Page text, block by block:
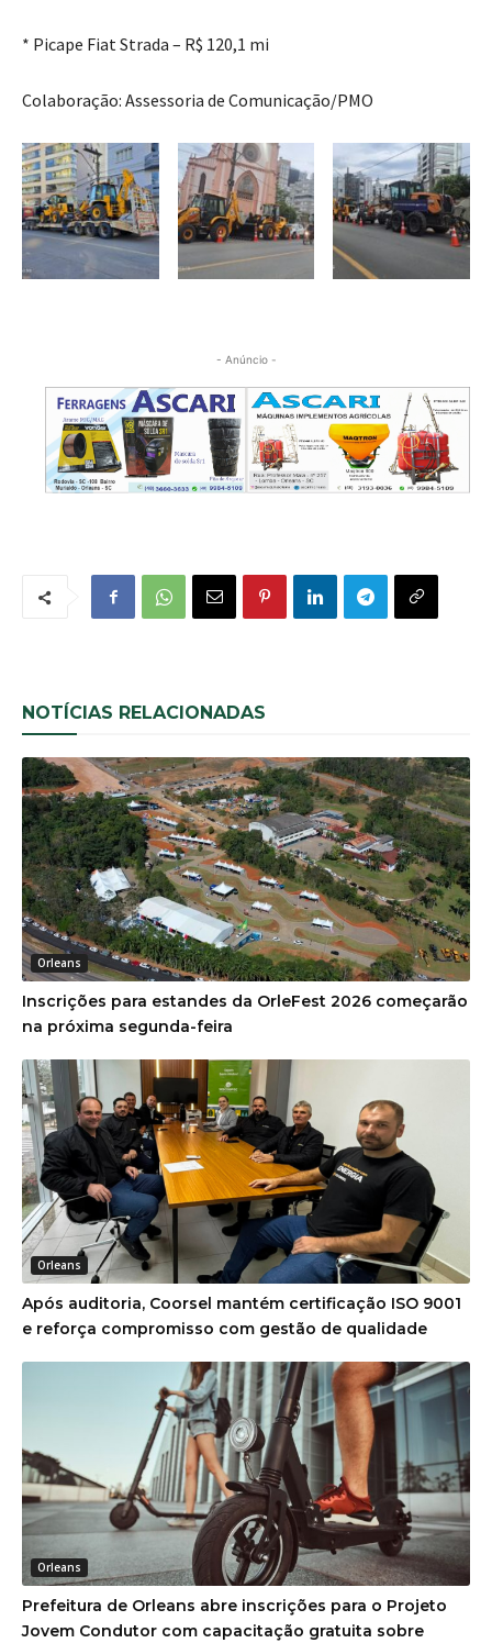
* Picape Fiat Strada – R$ 120,1 mi
Colaboração: Assessoria de Comunicação/PMO
- Anúncio -
NOTÍCIAS RELACIONADAS
Orleans
Inscrições para estandes da OrleFest 2026 começarão
na próxima segunda-feira
Orleans
Após auditoria, Coorsel mantém certificação ISO 9001
e reforça compromisso com gestão de qualidade
Orleans
Prefeitura de Orleans abre inscrições para o Projeto
Jovem Condutor com capacitação gratuita sobre